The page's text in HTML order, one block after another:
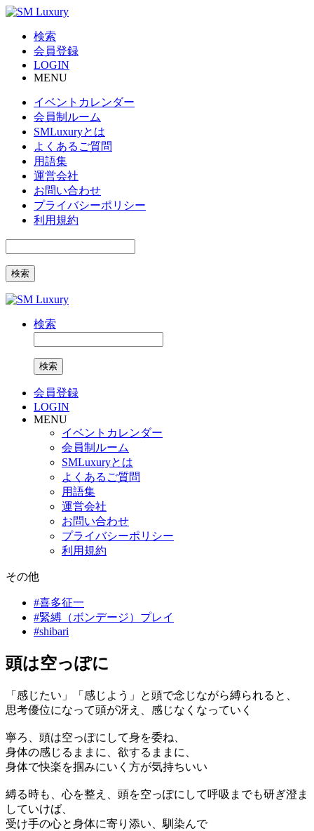
検索
会員登録
LOGIN
MENU
イベントカレンダー
会員制ルーム
SMLuxuryとは
よくあるご質問
用語集
運営会社
お問い合わせ
プライバシーポリシー
利用規約
検索
検索
検索
会員登録
LOGIN
MENU
イベントカレンダー
会員制ルーム
SMLuxuryとは
よくあるご質問
用語集
運営会社
お問い合わせ
プライバシーポリシー
利用規約
その他
#喜多征一
#緊縛（ボンデージ）プレイ
#shibari
頭は空っぽに
「感じたい」「感じよう」と頭で念じながら縛られると、
思考優位になって頭が冴え、感じなくなっていく
寧ろ、頭は空っぽにして身を委ね、
身体の感じるままに、欲するままに、
身体で快楽を掴みにいく方が気持ちいい
縛る時も、心を整え、頭を空っぽにして呼吸までも研ぎ澄ま
していけば、
受け手の心と身体に寄り添い、馴染んで